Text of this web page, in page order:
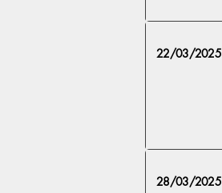
22/03/2025
28/03/2025